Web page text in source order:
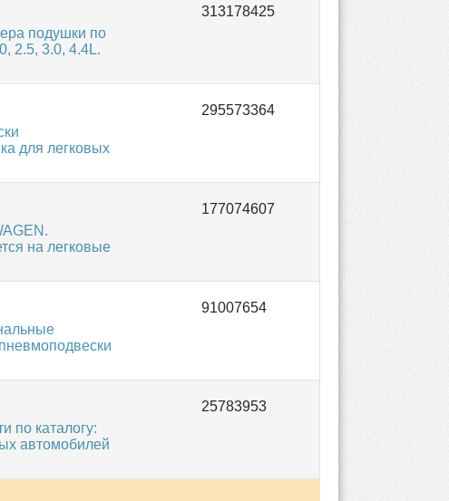
подушки по
2.5, 3.0, 4.4L.
для легковых
на легковые
по каталогу:
автомобилей